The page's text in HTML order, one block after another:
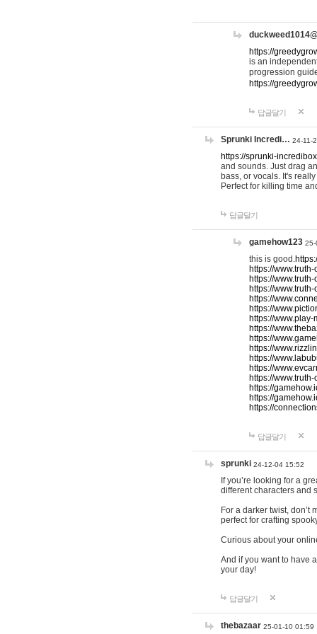
https://
is an
progression
https://
답글달기
Sprunki Incredi… 24-11-
https://sprunki-
and sounds. Just drag
bass, or vocals. It's
Perfect for killing time
답글달기
gamehow123 25-
this is good.
https://
https://
https://
https://
https://
https://
https://
https://
https://
https://
https://
https://
https://
https://
https://
답글달기
sprunki 24-12-04 15:52
If you’re looking for a
different characters and
For a darker twist, don’t
perfect for crafting
Curious about your
And if you want to have
your day!
답글달기
thebazaar 25-01-10 01:59